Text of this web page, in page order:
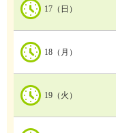
17（日）
18（月）
19（火）